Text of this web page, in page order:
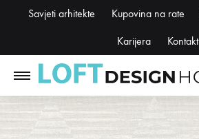
Savjeti arhitekte Kupovina na rate
Karijera Kontakt